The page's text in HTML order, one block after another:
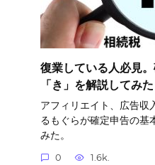
復業している人必見
「き」を解説してみた
アフィリエイト、広告収
るもぐらが確定申告の基
みた。
0 1.6k.